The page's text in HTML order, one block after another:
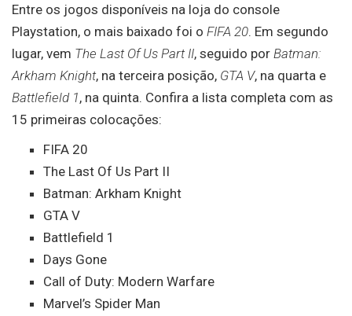
Entre os jogos disponíveis na loja do console
Playstation, o mais baixado foi o FIFA 20. Em segundo
lugar, vem The Last Of Us Part II, seguido por Batman:
Arkham Knight, na terceira posição, GTA V, na quarta e
Battlefield 1, na quinta. Confira a lista completa com as
15 primeiras colocações:
FIFA 20
The Last Of Us Part II
Batman: Arkham Knight
GTA V
Battlefield 1
Days Gone
Call of Duty: Modern Warfare
Marvel’s Spider Man